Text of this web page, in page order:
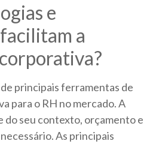
e
a
principais ferramentas de
para o RH no mercado. A
do seu contexto, orçamento e
As principais